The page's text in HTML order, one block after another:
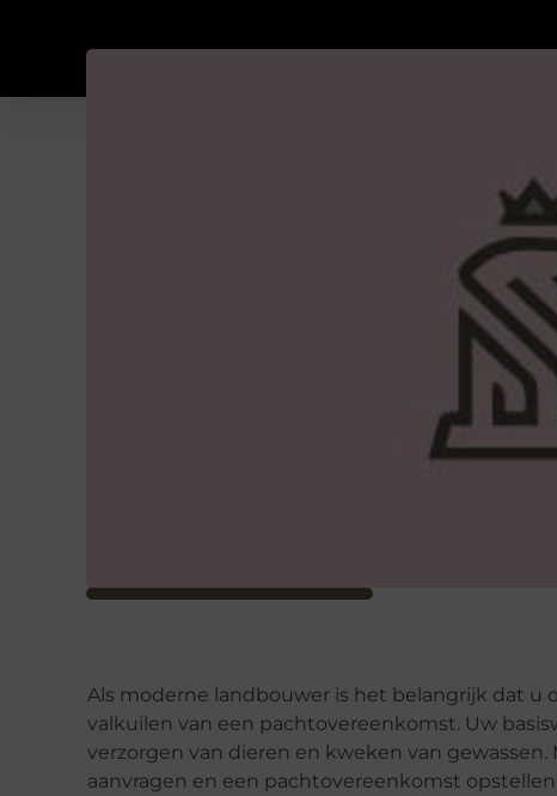
Als moderne landbouwer is het belangrijk dat
valkuilen van een pachtovereenkomst. Uw
verzorgen van dieren en kweken van
aanvragen en een pachtovereenkomst